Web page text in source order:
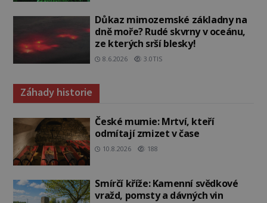
Důkaz mimozemské základny na
dně moře? Rudé skvrny v oceánu,
ze kterých srší blesky!
8.6.2026 3.0TIS
Záhady historie
České mumie: Mrtví, kteří
odmítají zmizet v čase
10.8.2026 188
Smírčí kříže: Kamenní svědkové
vražd, pomsty a dávných vin